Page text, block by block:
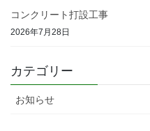
コンクリート打設工事
2026年7月28日
カテゴリー
お知らせ